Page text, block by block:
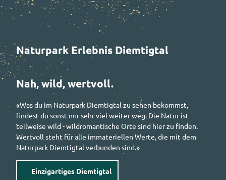
Naturpark Erlebnis Diemtigtal
Nah, wild, wertvoll.
«Was du im Naturpark Diemtigtal zu sehen bekommst,
findest du sonst nur sehr viel weiter weg. Die Natur ist
teilweise wild - wildromantische Orte sind hier zu finden.
Wertvoll steht für alle immateriellen Werte, die mit dem
Naturpark Diemtigtal verbunden sind.»
Einzigartiges Diemtigtal